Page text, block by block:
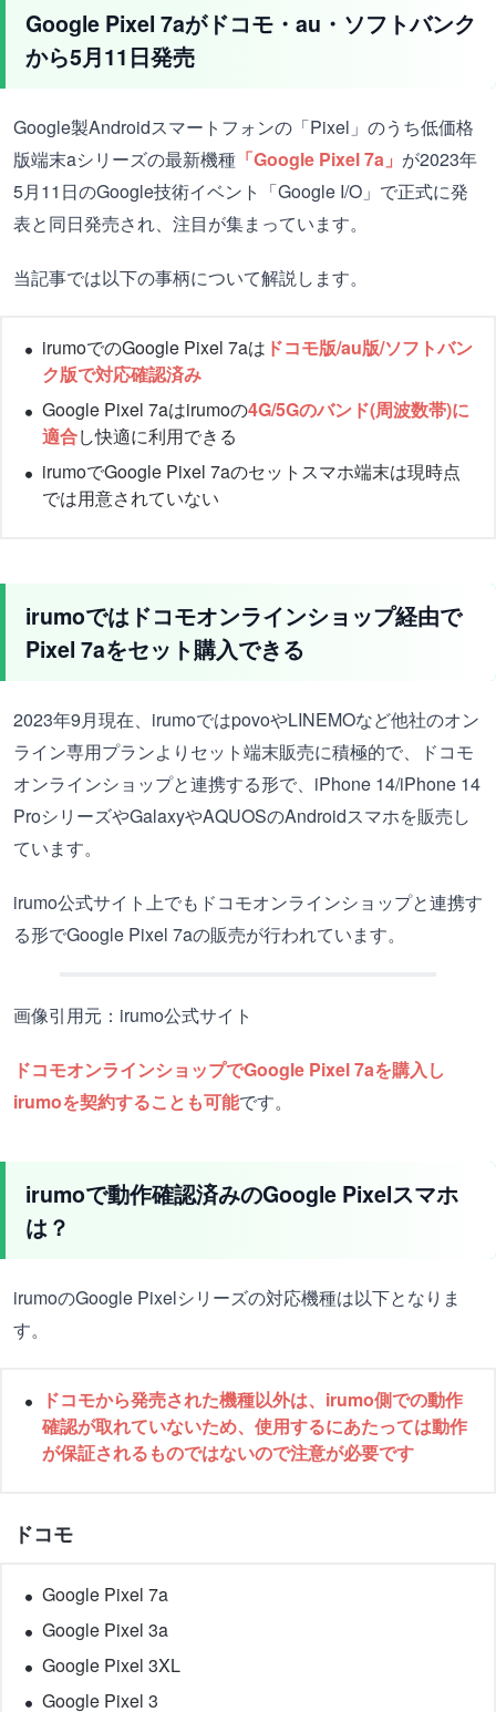
Google Pixel 7aがドコモ・au・ソフトバンク
から5月11日発売
Google製Androidスマートフォンの「Pixel」のうち低価格
版端末aシリーズの最新機種 「Google Pixel 7a」 が2023年
5月11日のGoogle技術イベント「Google I/O」で正式に発
表と同日発売され、注目が集まっています。
当記事では以下の事柄について解説します。
irumoでのGoogle Pixel 7aは ドコモ版/au版/ソフトバン
ク版で対応確認済み
Google Pixel 7aはirumoの4G/5Gのバンド(周波数帯)に
適合し快適に利用できる
irumoでGoogle Pixel 7aのセットスマホ端末は現時点
では用意されていない
irumoではドコモオンラインショップ経由で
Pixel 7aをセット購入できる
2023年9月現在、irumoではpovoやLINEMOなど他社のオン
ライン専用プランよりセット端末販売に積極的で、ドコモ
オンラインショップと連携する形で、iPhone 14/iPhone 14
ProシリーズやGalaxyやAQUOSのAndroidスマホを販売し
ています。
irumo公式サイト上でもドコモオンラインショップと連携す
る形でGoogle Pixel 7aの販売が行われています。
画像引用元：irumo公式サイト
ドコモオンラインショップでGoogle Pixel 7aを購入し
irumoを契約することも可能です。
irumoで動作確認済みのGoogle Pixelスマホ
は？
irumoのGoogle Pixelシリーズの対応機種は以下となりま
す。
ドコモから発売された機種以外は、irumo側での動作
確認が取れていないため、使用するにあたっては動作
が保証されるものではないので注意が必要です
ドコモ
Google Pixel 7a
Google Pixel 3a
Google Pixel 3XL
Google Pixel 3